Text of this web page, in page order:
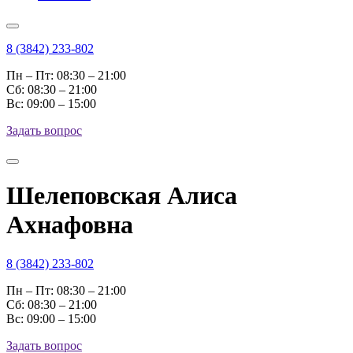
8 (3842) 233-802
Пн – Пт: 08:30 – 21:00
Cб: 08:30 – 21:00
Вс: 09:00 – 15:00
Задать вопрос
Шелеповская Алиса
Ахнафовна
8 (3842) 233-802
Пн – Пт: 08:30 – 21:00
Cб: 08:30 – 21:00
Вс: 09:00 – 15:00
Задать вопрос